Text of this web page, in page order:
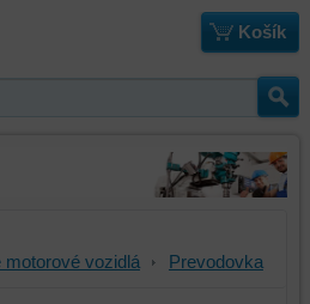
Košík
motorové vozidlá
Prevodovka